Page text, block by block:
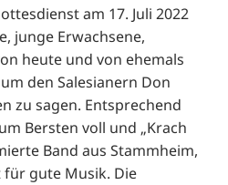
am 17. Juli 2022
junge Erwachsene,
heute und von ehemals
den Salesianern Don
zu sagen. Entsprechend
Bersten voll und „Krach
Band aus Stammheim,
gute Musik. Die